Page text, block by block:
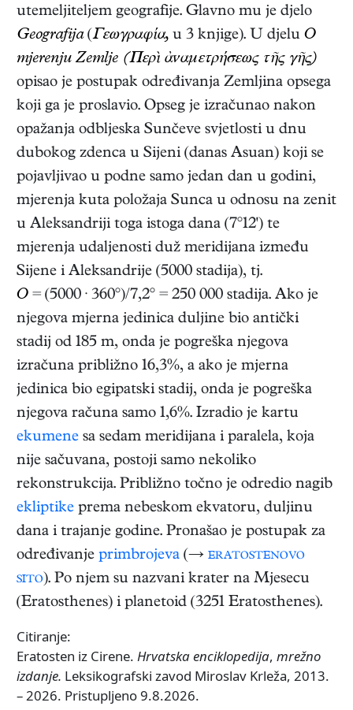
utemeljiteljem geografije. Glavno mu je djelo
Geografija(Γεωγραφία, u 3 knjige). U djelu O
mjerenju Zemlje (Περὶ ἀναμετρήσεως τῆς γῆς)
opisao je postupak određivanja Zemljina opsega
koji ga je proslavio. Opseg je izračunao nakon
opažanja odbljeska Sunčeve svjetlosti u dnu
dubokog zdenca u Sijeni (danas Asuan) koji se
pojavljivao u podne samo jedan dan u godini,
mjerenja kuta položaja Sunca u odnosu na zenit
u Aleksandriji toga istoga dana (7°12') te
mjerenja udaljenosti duž meridijana između
Sijene i Aleksandrije (5000 stadija), tj.
O = (5000 · 360°)/7,2° = 250 000 stadija. Ako je
njegova mjerna jedinica duljine bio antički
stadij od 185 m, onda je pogreška njegova
izračuna približno 16,3%, a ako je mjerna
jedinica bio egipatski stadij, onda je pogreška
njegova računa samo 1,6%. Izradio je kartu
ekumene sa sedam meridijana i paralela, koja
nije sačuvana, postoji samo nekoliko
rekonstrukcija. Približno točno je odredio nagib
ekliptike prema nebeskom ekvatoru, duljinu
dana i trajanje godine. Pronašao je postupak za
određivanje primbrojeva (→ eratostenovo
sito). Po njem su nazvani krater na Mjesecu
(Eratosthenes) i planetoid (3251 Eratosthenes).
Citiranje:
Eratosten iz Cirene. Hrvatska enciklopedija, mrežno
izdanje. Leksikografski zavod Miroslav Krleža, 2013.
– 2026. Pristupljeno 9.8.2026.